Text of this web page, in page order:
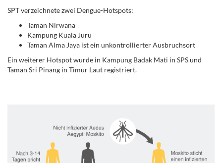
SPT verzeichnete zwei Dengue-Hotspots:
Taman Nirwana
Kampung Kuala Juru
Taman Alma Jaya ist ein unkontrollierter Ausbruchsort
Ein weiterer Hotspot wurde in Kampung Badak Mati in SPS und
Taman Sri Pinang in Timur Laut registriert.